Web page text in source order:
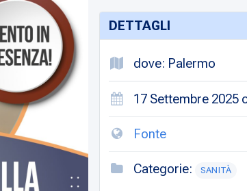
DETTAGLI
dove: Palermo
17 Settembre 2025
Fonte
Categorie: SANITÀ